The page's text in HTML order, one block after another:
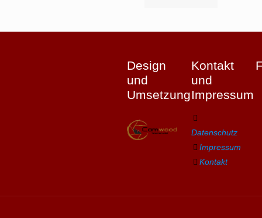
Design
und
Umsetzung
Kontakt
und
Impressum
Datenschutz
Impressum
Kontakt